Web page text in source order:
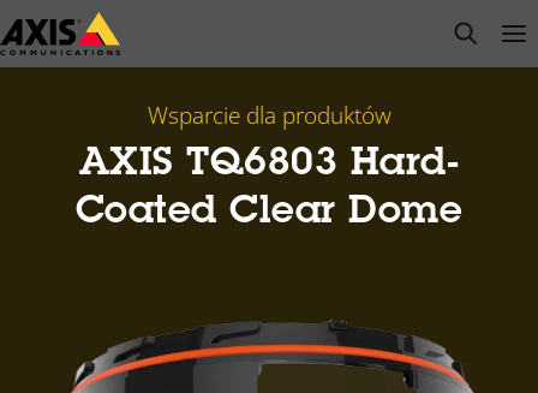
Przejdź
do
open
Wsparcie dla produktów
AXIS TQ6803 Hard-
Coated Clear Dome